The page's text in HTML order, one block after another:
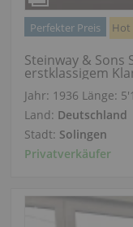
Perfekter Preis Hot
Steinway & Sons
erstklassigem
Jahr: 1936 Länge:
Land: Deutschland
Stadt: Solingen
Privatverkäufer